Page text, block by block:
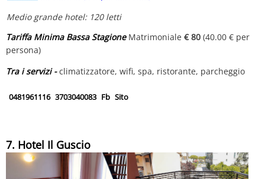
Medio grande hotel: 120 letti
Tariffa Minima Bassa StagioneMatrimoniale € 80 (40.00 € per
persona)
Tra i servizi -climatizzatore, wifi, spa, ristorante, parcheggio
0481961116 3703040083 Fb Sito
7. Hotel Il Guscio